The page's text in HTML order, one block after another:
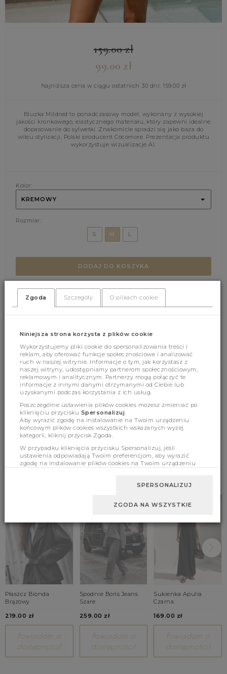
159.00zł
99.00 zł
Najniższa cena w ciągu ostatnich 30 dni: 159.00 zł
Bluzka Mildred to ponadczasowy model, wykonany z wysokiej
jakości kronkowego, elastycznego materiału, który zapewni idealne
dopasowanie do sylwetki. Znakomicie spradzi się jako baza do
wileu stylizacji. Polski producent Cocomore. Prezentacja produktu
wykorzystuje wizualizacje AI.
Kolor:
KREMOWY
Rozmiar:
S
M L
DODAJ DO KOSZYKA
Cechy produktu
Wymiary
BESTSELLERY
Płaszcz Bionda
Brązowy
219.00 zł
Powiadom o
dostępności!
Spodnie Boris Jeans
Szare
259.00 zł
Powiadom o
dostępności!
Sukienka Apulia
Czarna
169.00 zł
Powiadom o
dostępności!
Zgoda Szczegóły O plikach cookie
Niniejsza strona korzysta z plików cookie
Wykorzystujemy pliki cookie do spersonalizowania treści i
reklam, aby oferować funkcje społecznościowe i analizować
ruch w naszej witrynie. Informacje o tym, jak korzystasz z
naszej witryny, udostępniamy partnerom społecznościowym,
reklamowym i analitycznym. Partnerzy mogą połączyć te
informacje z innymi danymi otrzymanymi od Ciebie lub
uzyskanymi podczas korzystania z ich usług.
Poszczególne ustawienia plików cookies możesz zmieniać po
kliknięciu przycisku Spersonalizuj
Aby wyrazić zgodę na instalowanie na Twoim urządzeniu
końcowym plików cookies wszystkich wskazanych wyżej
kategorii, kliknij przycisk Zgoda.
W przypadku kliknięcia przycisku Spersonalizuj, jeśli
ustawienia odpowiadają Twoim preferencjom, aby wyrazić
zgodę na instalowanie plików cookies na Twoim urządzeniu
SPERSONALIZUJ
ZGODA NA WSZYSTKIE